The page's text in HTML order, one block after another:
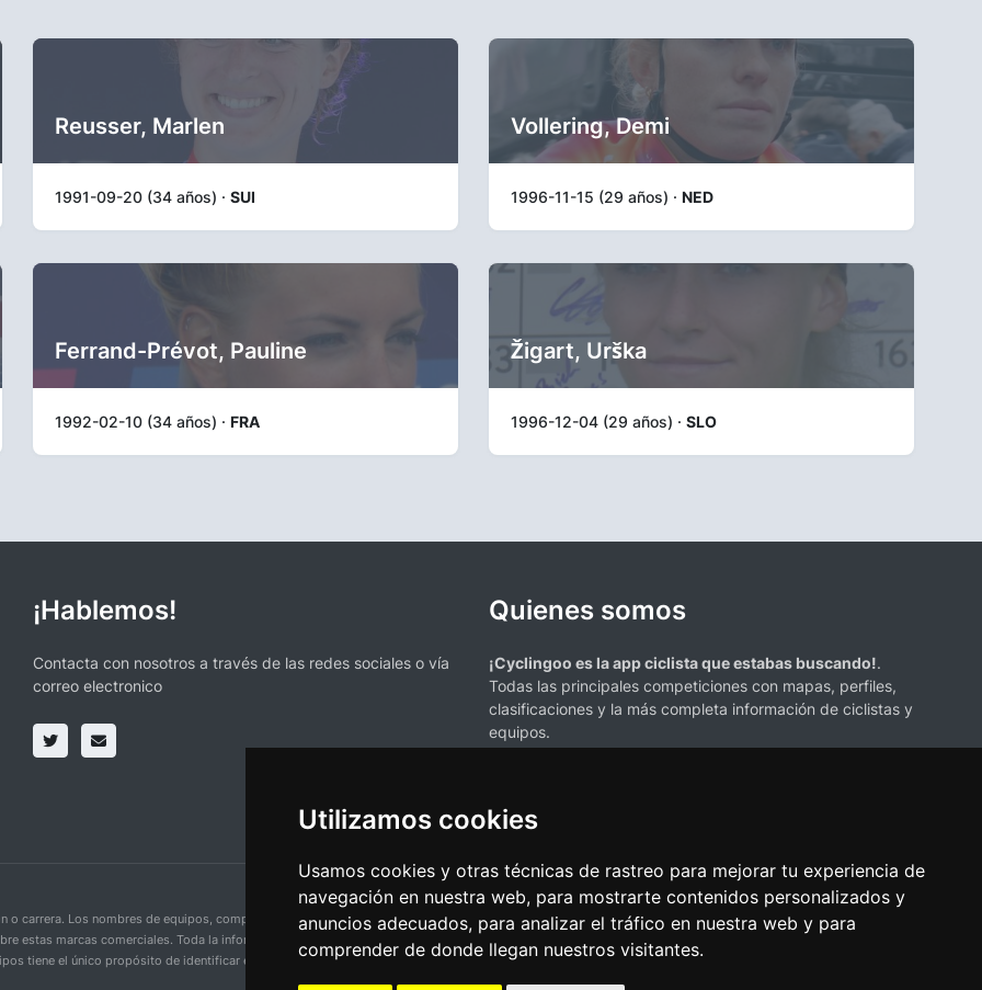
Utilizamos cookies
Usamos cookies y otras técnicas de rastreo para mejorar tu experiencia de
navegación en nuestra web, para mostrarte contenidos personalizados y
anuncios adecuados, para analizar el tráfico en nuestra web y para
comprender de donde llegan nuestros visitantes.
Reusser, Marlen
1991-09-20 (34 años) · SUI
Vollering, Demi
1996-11-15 (29 años) · NED
Ferrand-Prévot, Pauline
1992-02-10 (34 años) · FRA
Žigart, Urška
1996-12-04 (29 años) · SLO
¡Hablemos!
Contacta con nosotros a través de las redes sociales o vía
correo electronico
Quienes somos
¡Cyclingoo es la app ciclista que estabas buscando!.
Todas las principales competiciones con mapas, perfiles,
clasificaciones y la más completa información de ciclistas y
equipos.
carrera. Los nombres de equipos, competiciones, marcas comerciales y logotipos mencionados en esta página de resultados de ciclismo son propiedad de
estas marcas comerciales. Toda la información proporcionada en esta página se presenta únicamente con fines informativos y para la conveniencia de
tiene el único propósito de identificar equipos y competiciones y no implica asociación o respaldo. Todos los derechos de las marcas comerciales